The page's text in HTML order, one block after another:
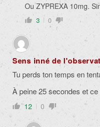
Ou ZYPREXA 10mg.
3 0
Sens inné de
Tu perds ton temps en
À peine 25 secondes et
12 0